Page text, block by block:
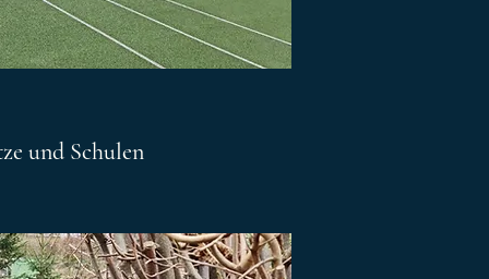
und Schulen